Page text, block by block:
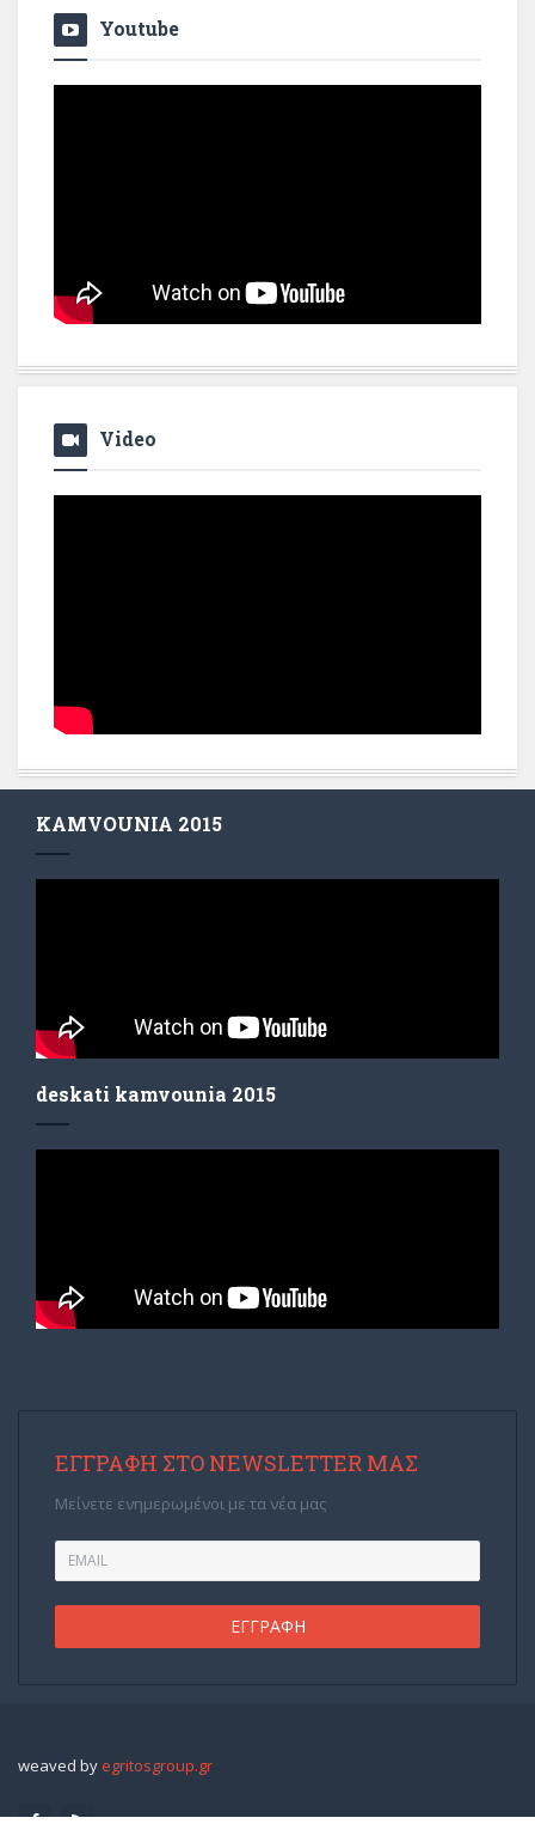
Youtube
Video
KAMVOUNIA 2015
deskati kamvounia 2015
ΕΓΓΡΑΦΉ ΣΤΟ NEWSLETTER ΜΑΣ
Μείνετε ενημερωμένοι με τα νέα μας
weaved by egritosgroup.gr